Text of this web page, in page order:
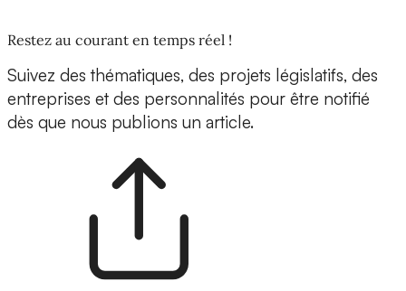
Restez au courant en temps réel !
Suivez des thématiques, des projets législatifs, des
entreprises et des personnalités pour être notifié
dès que nous publions un article.